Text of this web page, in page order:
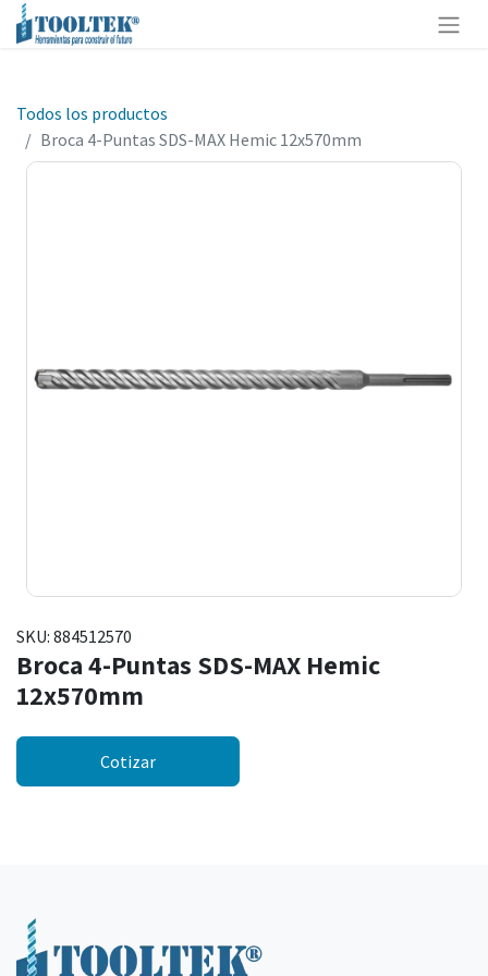
Todos los productos
Broca 4-Puntas SDS-MAX Hemic 12x570mm
SKU: 884512570
Broca 4-Puntas SDS-MAX Hemic
12x570mm
Cotizar